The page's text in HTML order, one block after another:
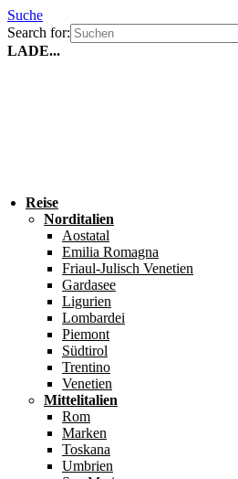
Suche
Search for:
LADE...
Reise
Norditalien
Aostatal
Emilia Romagna
Friaul-Julisch Venetien
Gardasee
Ligurien
Lombardei
Piemont
Südtirol
Trentino
Venetien
Mittelitalien
Rom
Marken
Toskana
Umbrien